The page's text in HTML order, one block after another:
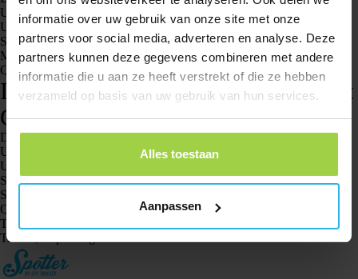
informatie over uw gebruik van onze site met onze
partners voor social media, adverteren en analyse. Deze
partners kunnen deze gegevens combineren met andere
informatie die u aan ze heeft verstrekt of die ze hebben
verzameld op basis van uw gebruik van hun services.
Alles toestaan
Aanpassen
USB-kabel
USB-lader
Spottercode
Metalen bevestigingsclip
Quick guide
In de verpakking van de Pet Spotter – Cat
GPS tracker
De Pet Spotter GPS Tracker
USB-kabel
USB-lader
Spottercode
Siliconen hoesje
Quick guide
Tags: inhoud verpakking, verpakking GPS Watch, verpakking GPS
Tracker, verpakking GPS Wecare